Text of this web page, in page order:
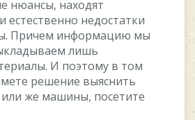
нюансы, находят
естественно недостатки
Причем информацию мы
лишь
И поэтому в том
решение выяснить
же машины, посетите